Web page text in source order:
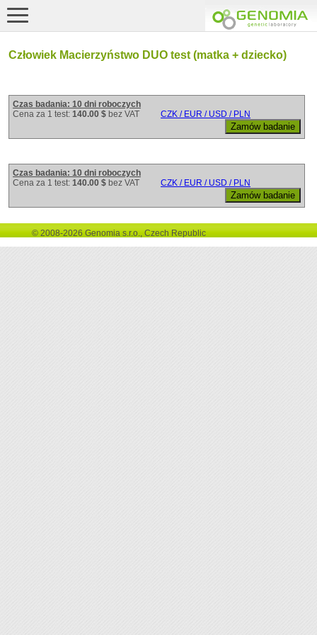
Człowiek Macierzyństwo DUO test (matka + dziecko)
Czas badania: 10 dni roboczych
Cena za 1 test: 140.00 $ bez VAT CZK / EUR / USD / PLN
Czas badania: 10 dni roboczych
Cena za 1 test: 140.00 $ bez VAT CZK / EUR / USD / PLN
© 2008-2026 Genomia s.r.o., Czech Republic